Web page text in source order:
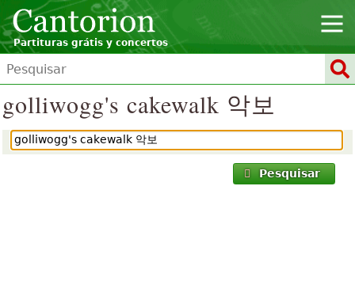
Partituras grátis y concertos
golliwogg's cakewalk 악보
Pesquisar